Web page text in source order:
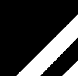
čerpadlo do studny